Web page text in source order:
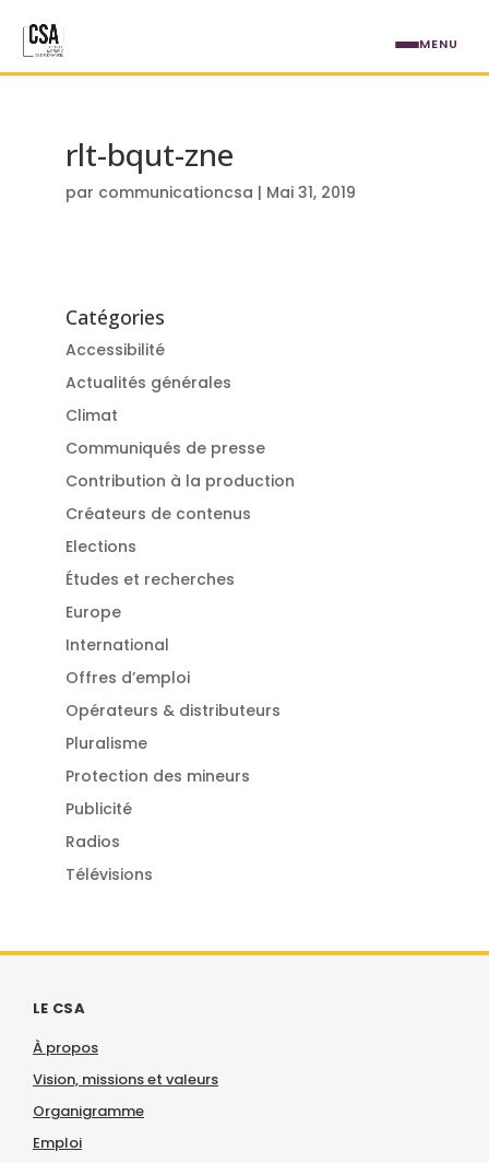
rlt-bqut-zne
par communicationcsa | Mai 31, 2019
Catégories
Accessibilité
Actualités générales
Climat
Communiqués de presse
Contribution à la production
Créateurs de contenus
Elections
Études et recherches
Europe
International
Offres d’emploi
Opérateurs & distributeurs
Pluralisme
Protection des mineurs
Publicité
Radios
Télévisions
LE CSA
À propos
Vision, missions et valeurs
Organigramme
Emploi
MENU